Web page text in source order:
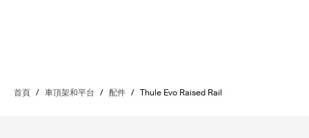
首頁 / 車頂架和平台 / 配件 / Thule Evo Raised Rail